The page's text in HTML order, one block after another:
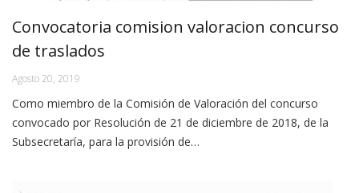
Convocatoria comision valoracion concurso
de traslados
Agosto 20, 2019
Como miembro de la Comisión de Valoración del concurso
convocado por Resolución de 21 de diciembre de 2018, de la
Subsecretaría, para la provisión de…